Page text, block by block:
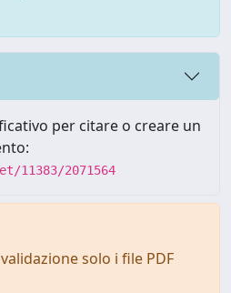
per citare o creare un
11383/2071564
solo i file PDF